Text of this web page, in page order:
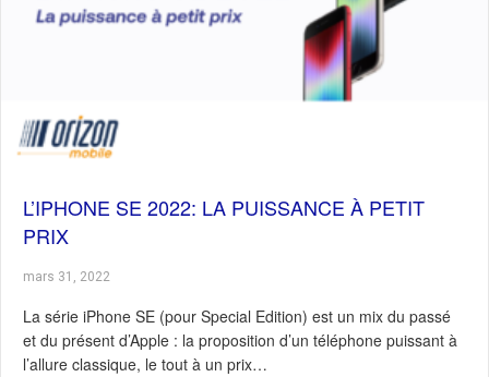
L’IPHONE SE 2022: LA PUISSANCE À PETIT
PRIX
mars 31, 2022
La série iPhone SE (pour Special Edition) est un mix du passé
et du présent d’Apple : la proposition d’un téléphone puissant à
l’allure classique, le tout à un prix…